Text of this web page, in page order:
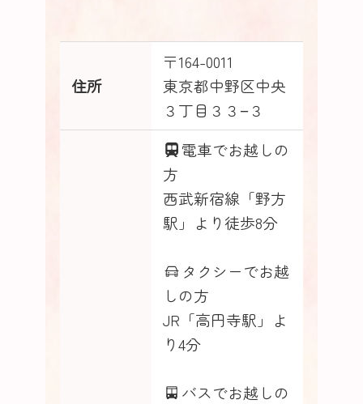
住所
〒164-0011
東京都中野区中央
３丁目３３−３
電車でお越しの
方
西武新宿線「野方
駅」より徒歩8分
タクシーでお越
しの方
JR「高円寺駅」よ
り4分
バスでお越しの